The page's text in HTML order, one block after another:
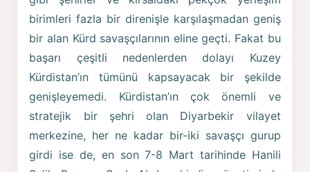
birimleri fazla bir direnişle karşılaşmadan geniş
bir alan Kürd savaşçılarının eline geçti. Fakat bu
başarı çeşitli nedenlerden dolayı Kuzey
Kürdistan’ın tümünü kapsayacak bir şekilde
genişleyemedi. Kürdistan’ın çok önemli ve
stratejik bir şehri olan Diyarbekir vilayet
merkezine, her ne kadar bir-iki savaşçı gurup
girdi ise de, en son 7-8 Mart tarihinde Hanili